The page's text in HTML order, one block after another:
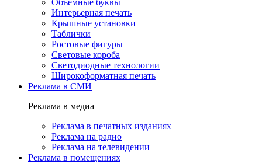
Объемные буквы
Интерьерная печать
Крышные установки
Таблички
Ростовые фигуры
Световые короба
Светодиодные технологии
Широкоформатная печать
Реклама в СМИ
Реклама в медиа
Реклама в печатных изданиях
Реклама на радио
Реклама на телевидении
Реклама в помещениях